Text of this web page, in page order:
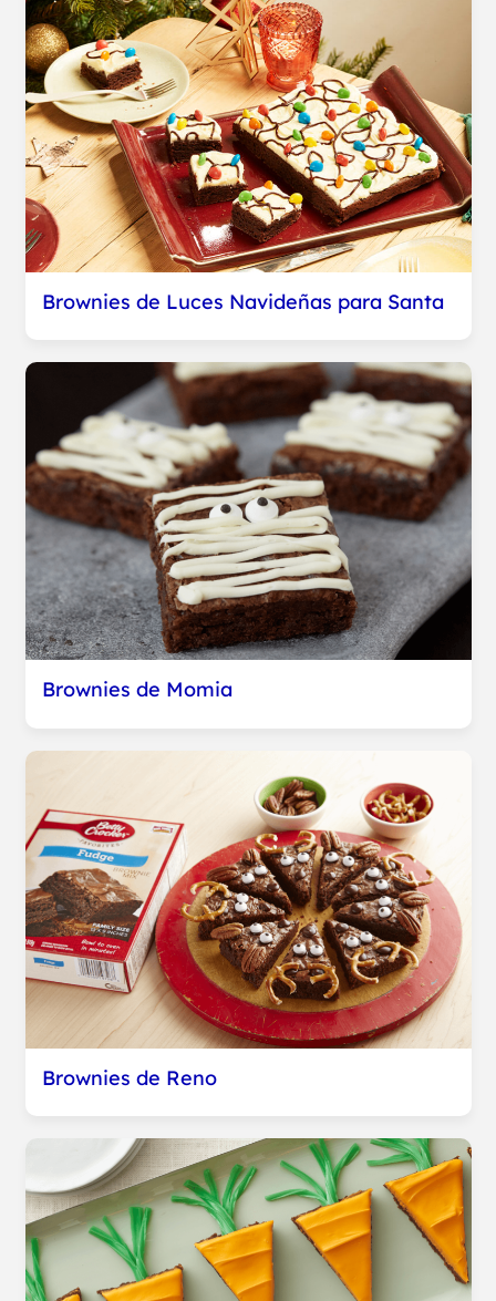
Brownies de Luces Navideñas para Santa
Brownies de Momia
Brownies de Reno